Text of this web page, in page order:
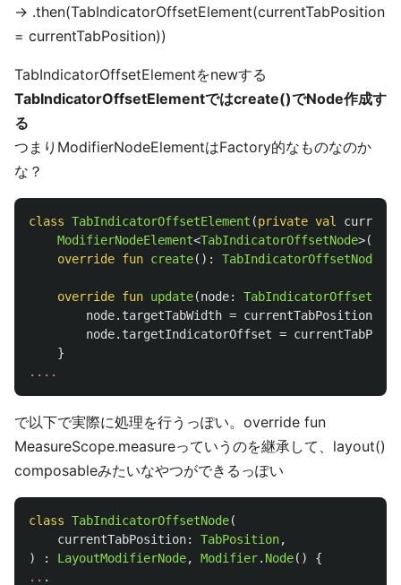
-> .then(TabIndicatorOffsetElement(currentTabPosition
= currentTabPosition))
TabIndicatorOffsetElementをnewする
TabIndicatorOffsetElementではcreate()でNode作成す
る
つまりModifierNodeElementはFactory的なものなのか
な？
class TabIndicatorOffsetElement (private val
ModifierNodeElement<TabIndicatorOffsetNode>()
override fun create(): TabIndicatorOffsetNode
override fun update(node:
TabIndicatorOffsetNode
node. targetTabWidth = currentTabPosition
node. targetIndicatorOffset =
}
....
で以下で実際に処理を行うっぽい。override fun
MeasureScope.measureっていうのを継承して、layout()
composableみたいなやつができるっぽい
class TabIndicatorOffsetNode(
currentTabPosition: TabPosition,
)
: LayoutModifierNode, Modifier. Node()
{
.. .